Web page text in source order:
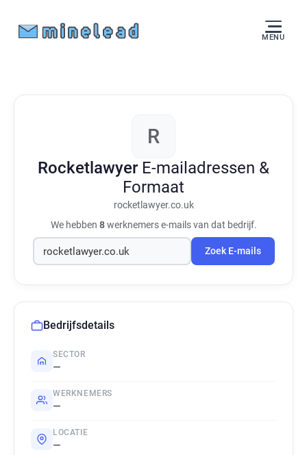
MENU
R
Rocketlawyer E-mailadressen &
Formaat
rocketlawyer.co.uk
We hebben 8werknemers e-mails van dat bedrijf.
Zoek E-mails
Bedrijfsdetails
SECTOR
—
WERKNEMERS
—
LOCATIE
—